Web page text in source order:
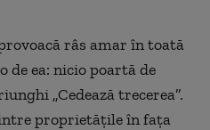
râs amar în toată
de ea: nicio poartă de
„Cedează trecerea”.
proprietățile în fața